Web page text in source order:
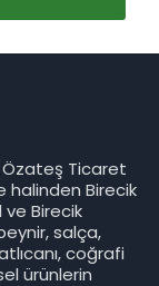
Özateş Ticaret
halinden Birecik
ve Birecik
salça,
coğrafi
ürünlerin